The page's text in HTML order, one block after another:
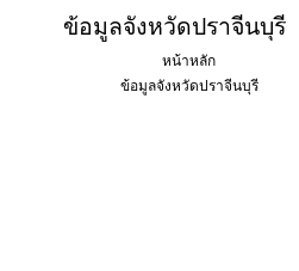
ข้อมูลจังหวัดปราจีนบุรี
หน้าหลัก
ข้อมูลจังหวัดปราจีนบุรี